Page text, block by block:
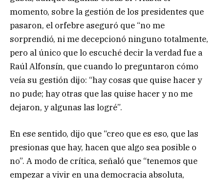
momento, sobre la gestión de los presidentes que
pasaron, el orfebre aseguró que “no me
sorprendió, ni me decepcionó ninguno totalmente,
pero al único que lo escuché decir la verdad fue a
Raúl Alfonsín, que cuando lo preguntaron cómo
veía su gestión dijo: “hay cosas que quise hacer y
no pude; hay otras que las quise hacer y no me
dejaron, y algunas las logré”.
En ese sentido, dijo que “creo que es eso, que las
presionas que hay, hacen que algo sea posible o
no”. A modo de crítica, señaló que “tenemos que
empezar a vivir en una democracia absoluta,